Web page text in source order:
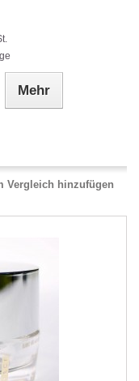
Mehr
Vergleich hinzufügen